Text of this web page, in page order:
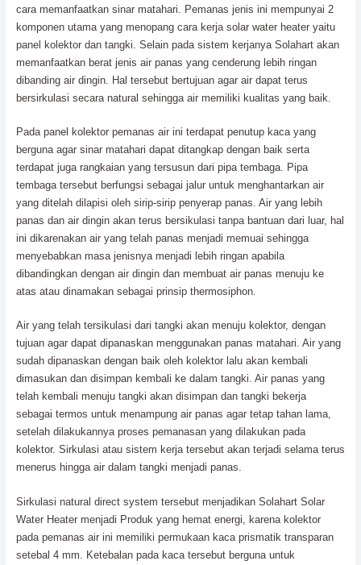
cara memanfaatkan sinar matahari. Pemanas jenis ini mempunyai 2
komponen utama yang menopang cara kerja solar water heater yaitu
panel kolektor dan tangki. Selain pada sistem kerjanya Solahart akan
memanfaatkan berat jenis air panas yang cenderung lebih ringan
dibanding air dingin. Hal tersebut bertujuan agar air dapat terus
bersirkulasi secara natural sehingga air memiliki kualitas yang baik.
Pada panel kolektor pemanas air ini terdapat penutup kaca yang
berguna agar sinar matahari dapat ditangkap dengan baik serta
terdapat juga rangkaian yang tersusun dari pipa tembaga. Pipa
tembaga tersebut berfungsi sebagai jalur untuk menghantarkan air
yang ditelah dilapisi oleh sirip-sirip penyerap panas. Air yang lebih
panas dan air dingin akan terus bersikulasi tanpa bantuan dari luar, hal
ini dikarenakan air yang telah panas menjadi memuai sehingga
menyebabkan masa jenisnya menjadi lebih ringan apabila
dibandingkan dengan air dingin dan membuat air panas menuju ke
atas atau dinamakan sebagai prinsip thermosiphon.
Air yang telah tersikulasi dari tangki akan menuju kolektor, dengan
tujuan agar dapat dipanaskan menggunakan panas matahari. Air yang
sudah dipanaskan dengan baik oleh kolektor lalu akan kembali
dimasukan dan disimpan kembali ke dalam tangki. Air panas yang
telah kembali menuju tangki akan disimpan dan tangki bekerja
sebagai termos untuk menampung air panas agar tetap tahan lama,
setelah dilakukannya proses pemanasan yang dilakukan pada
kolektor. Sirkulasi atau sistem kerja tersebut akan terjadi selama terus
menerus hingga air dalam tangki menjadi panas.
Sirkulasi natural direct system tersebut menjadikan Solahart Solar
Water Heater menjadi Produk yang hemat energi, karena kolektor
pada pemanas air ini memiliki permukaan kaca prismatik transparan
setebal 4 mm. Ketebalan pada kaca tersebut berguna untuk